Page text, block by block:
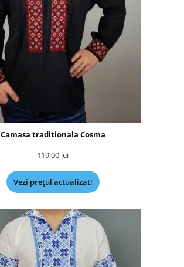
Camasa traditionala Cosma
119,00 lei
Vezi prețul actualizat!